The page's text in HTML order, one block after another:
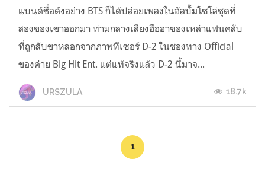
แบนด์ชื่อดังอย่าง BTS ก็ได้ปล่อยเพลงในอัลบั้มโซโล่ชุดที่
สองของเขาออกมา ท่ามกลางเสียงฮือฮาของเหล่าแฟนคลับ
ที่ถูกสับขาหลอกจากภาพทีเซอร์ D-2 ในช่องทาง Official
ของค่าย Big Hit Ent. แต่แท้จริงแล้ว D-2 นี้มาจ...
URSZULA 18.7k
1